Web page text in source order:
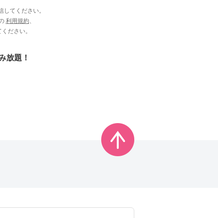
てください。
利用規約、
ださい。
放題！